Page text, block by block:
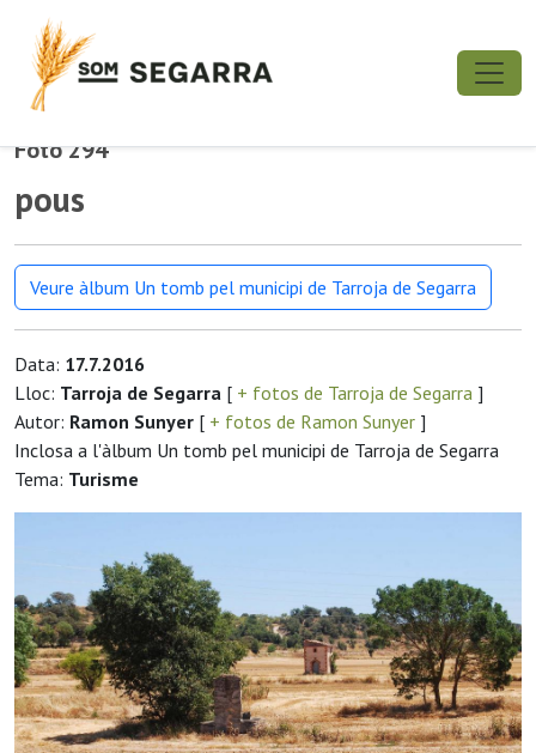
Foto 294
pous
Veure àlbum Un tomb pel municipi de Tarroja de Segarra
Data: 17.7.2016
Lloc: Tarroja de Segarra [ + fotos de Tarroja de Segarra ]
Autor: Ramon Sunyer [ + fotos de Ramon Sunyer ]
Inclosa a l'àlbum Un tomb pel municipi de Tarroja de Segarra
Tema: Turisme